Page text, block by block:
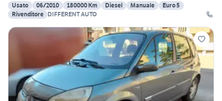
Usato
06/2010 180000 Km Diesel Manuale
Euro 5
Rivenditore DIFFERENT AUTO